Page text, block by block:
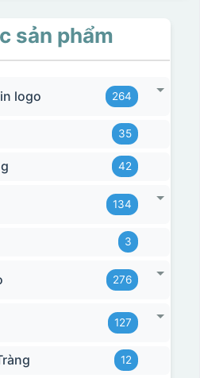
sản phẩm
logo 264
35
42
134
3
276
127
12